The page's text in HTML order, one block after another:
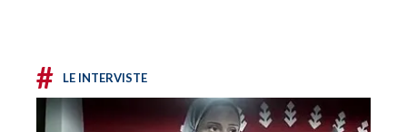
# LE INTERVISTE